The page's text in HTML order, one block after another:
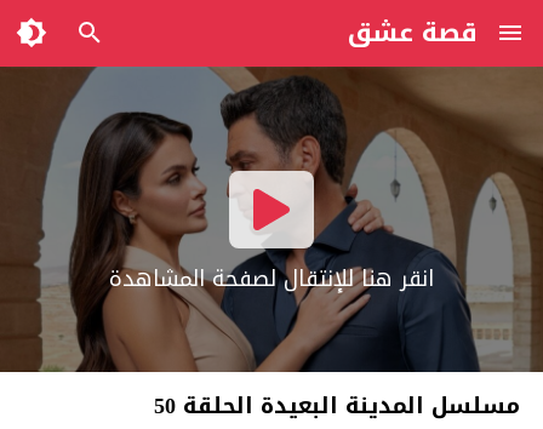
قصة عشق
انقر هنا للإنتقال لصفحة المشاهدة
مسلسل المدينة البعيدة الحلقة 50